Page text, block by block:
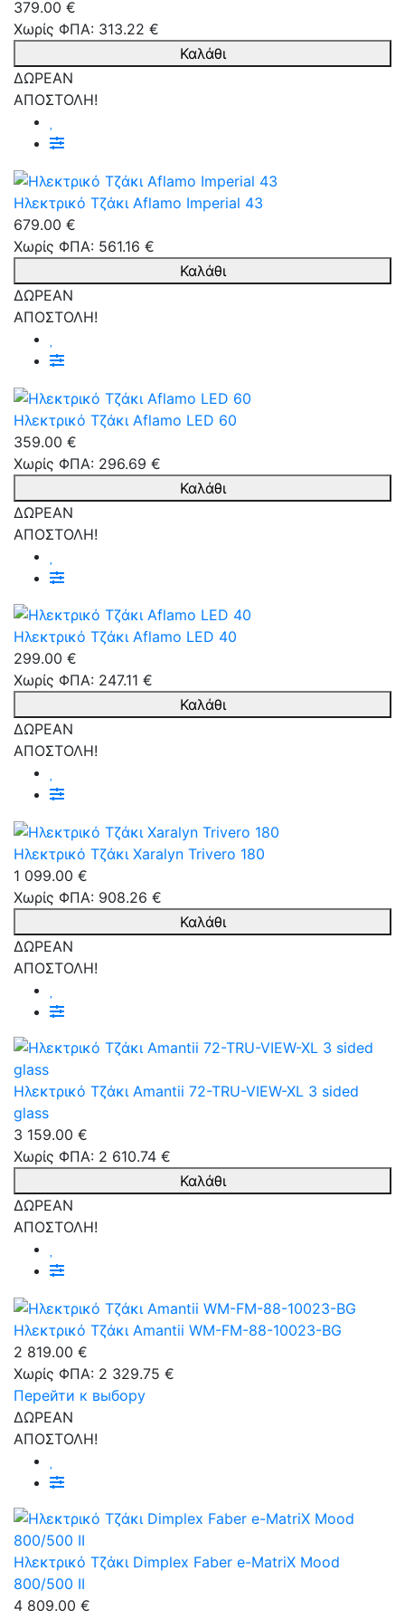
379.00 €
Χωρίς ΦΠΑ: 313.22 €
Καλάθι
ΔΩΡΕΑΝ
ΑΠΟΣΤΟΛΗ!
Ηλεκτρικό Τζάκι Aflamo Imperial 43
679.00 €
Χωρίς ΦΠΑ: 561.16 €
Καλάθι
ΔΩΡΕΑΝ
ΑΠΟΣΤΟΛΗ!
Ηλεκτρικό Τζάκι Aflamo LED 60
359.00 €
Χωρίς ΦΠΑ: 296.69 €
Καλάθι
ΔΩΡΕΑΝ
ΑΠΟΣΤΟΛΗ!
Ηλεκτρικό Τζάκι Aflamo LED 40
299.00 €
Χωρίς ΦΠΑ: 247.11 €
Καλάθι
ΔΩΡΕΑΝ
ΑΠΟΣΤΟΛΗ!
Ηλεκτρικό Τζάκι Xaralyn Trivero 180
1 099.00 €
Χωρίς ΦΠΑ: 908.26 €
Καλάθι
ΔΩΡΕΑΝ
ΑΠΟΣΤΟΛΗ!
Ηλεκτρικό Τζάκι Amantii 72-TRU-VIEW-XL 3 sided
glass
3 159.00 €
Χωρίς ΦΠΑ: 2 610.74 €
Καλάθι
ΔΩΡΕΑΝ
ΑΠΟΣΤΟΛΗ!
Ηλεκτρικό Τζάκι Amantii WM-FM-88-10023-BG
2 819.00 €
Χωρίς ΦΠΑ: 2 329.75 €
Перейти к выбору
ΔΩΡΕΑΝ
ΑΠΟΣΤΟΛΗ!
Ηλεκτρικό Τζάκι Dimplex Faber e-MatriX Mood
800/500 II
4 809.00 €